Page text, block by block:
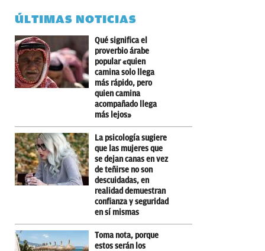
ÚLTIMAS NOTICIAS
Qué significa el
proverbio árabe
popular «quien
camina solo llega
más rápido, pero
quien camina
acompañado llega
más lejos»
La psicología sugiere
que las mujeres que
se dejan canas en vez
de teñirse no son
descuidadas, en
realidad demuestran
confianza y seguridad
en sí mismas
Toma nota, porque
estos serán los